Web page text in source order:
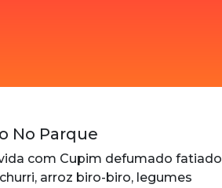
No Parque
com Cupim defumado fatiado
arroz biro-biro, legumes